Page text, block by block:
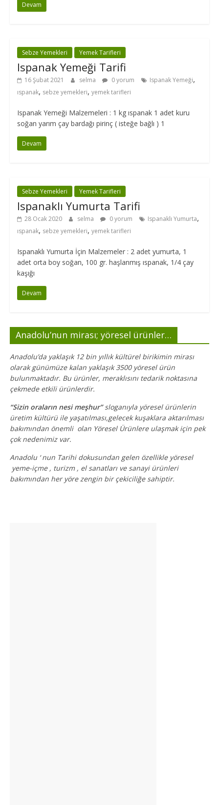
Devam
Sebze Yemekleri Yemek Tarifleri
Ispanak Yemeği Tarifi
16 Şubat 2021 selma 0 yorum Ispanak Yemeği,
ıspanak, sebze yemekleri, yemek tarifleri
Ispanak Yemeği Malzemeleri : 1 kg ıspanak 1 adet kuru
soğan yarım çay bardağı pirinç ( isteğe bağlı ) 1
Devam
Sebze Yemekleri Yemek Tarifleri
Ispanaklı Yumurta Tarifi
28 Ocak 2020 selma 0 yorum Ispanaklı Yumurta,
ıspanak, sebze yemekleri, yemek tarifleri
Ispanaklı Yumurta İçin Malzemeler : 2 adet yumurta, 1
adet orta boy soğan, 100 gr. haşlanmış ıspanak, 1/4 çay
kaşığı
Devam
Anadolu’nun mirası; yöresel ürünler…
Anadolu’da yaklaşık 12 bin yıllık kültürel birikimin mirası
olarak günümüze kalan yaklaşık 3500 yöresel ürün
bulunmaktadır. Bu ürünler, meraklısını tedarik noktasına
çekmede etkili ürünlerdir.
“Sizin oraların nesi meşhur”sloganıyla yöresel ürünlerin
üretim kültürü ile yaşatılması,gelecek kuşaklara aktarılması
bakımından önemli olan Yöresel Ürünlere ulaşmak için pek
çok nedenimiz var.
Anadolu ‘ nun Tarihi dokusundan gelen özellikle yöresel
yeme-içme , turizm , el sanatları ve sanayi ürünleri
bakımından her yöre zengin bir çekiciliğe sahiptir.